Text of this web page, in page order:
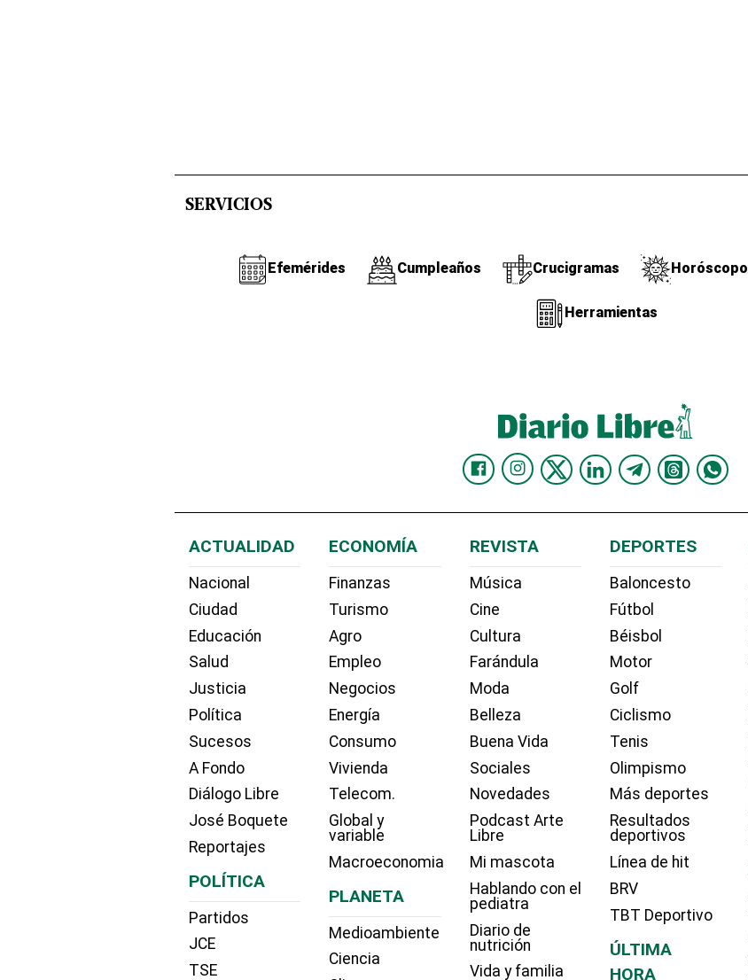
SERVICIOS
Efemérides Cumpleaños Crucigramas Horóscopo
Herramientas
ACTUALIDAD
Nacional
Ciudad
Educación
Salud
Justicia
Política
Sucesos
A Fondo
Diálogo Libre
José Boquete
Reportajes
POLÍTICA
Partidos
JCE
TSE
ECONOMÍA
Finanzas
Turismo
Agro
Empleo
Negocios
Energía
Consumo
Vivienda
Telecom.
Global y
variable
Macroeconomia
PLANETA
Medioambiente
Ciencia
REVISTA
Música
Cine
Cultura
Farándula
Moda
Belleza
Buena Vida
Sociales
Novedades
Podcast Arte
Libre
Mi mascota
Hablando con el
pediatra
Diario de
nutrición
Vida y familia
DEPORTES
Baloncesto
Fútbol
Béisbol
Motor
Golf
Ciclismo
Tenis
Olimpismo
Más deportes
Resultados
deportivos
Línea de hit
BRV
TBT Deportivo
ÚLTIMA
HORA